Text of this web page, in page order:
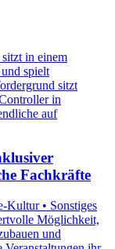
Fachkräfte
Kultur • Sonstiges
Möglichkeit,
und